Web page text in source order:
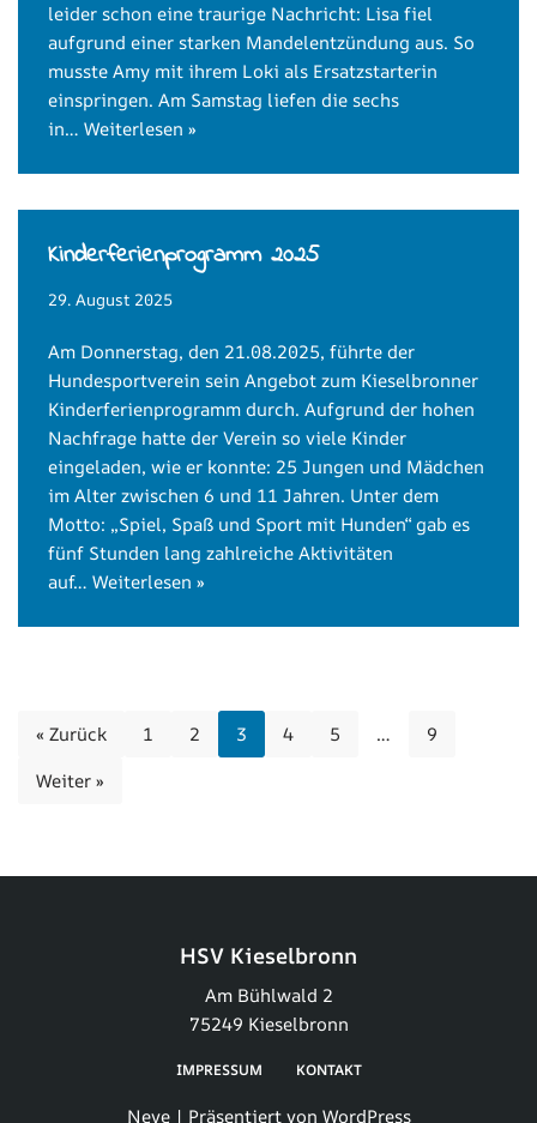
leider schon eine traurige Nachricht: Lisa fiel
aufgrund einer starken Mandelentzündung aus. So
musste Amy mit ihrem Loki als Ersatzstarterin
einspringen. Am Samstag liefen die sechs
in… Weiterlesen »
Kinderferienprogramm 2025
29. August 2025
Am Donnerstag, den 21.08.2025, führte der
Hundesportverein sein Angebot zum Kieselbronner
Kinderferienprogramm durch. Aufgrund der hohen
Nachfrage hatte der Verein so viele Kinder
eingeladen, wie er konnte: 25 Jungen und Mädchen
im Alter zwischen 6 und 11 Jahren. Unter dem
Motto: „Spiel, Spaß und Sport mit Hunden“ gab es
fünf Stunden lang zahlreiche Aktivitäten
auf… Weiterlesen »
« Zurück 1 2 3 4 5 …
9
Weiter »
HSV Kieselbronn
Am Bühlwald 2
75249 Kieselbronn
IMPRESSUM KONTAKT
Neve| Präsentiert von WordPress